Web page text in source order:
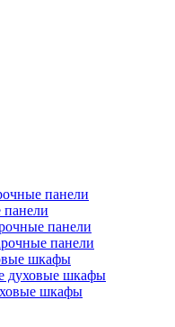
панели
панели
панели
панели
шкафы
духовые шкафы
шкафы